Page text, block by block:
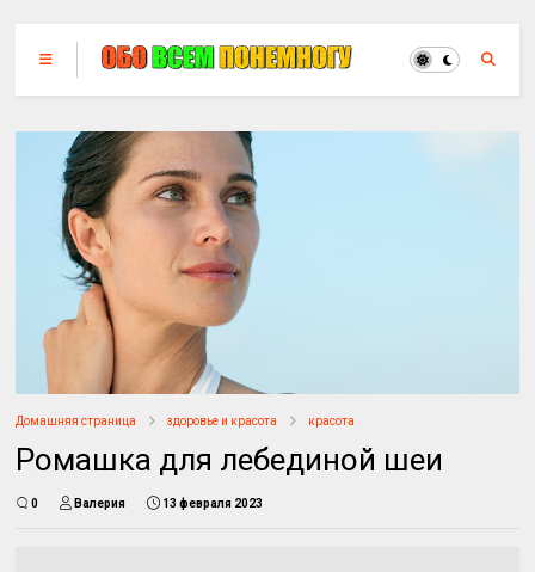
Домашняя страница здоровье и красота красота
Ромашка для лебединой шеи
0 Валерия 13 февраля 2023